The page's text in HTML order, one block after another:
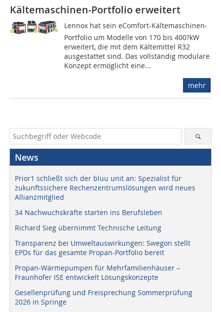
Kältemaschinen-Portfolio erweitert
Lennox hat sein eComfort-Kältemaschinen-
Portfolio um Modelle von 170 bis 400?kW
erweitert, die mit dem Kältemittel R32
ausgestattet sind. Das vollständig modulare
Konzept ermöglicht eine...
mehr
News
Prior1 schließt sich der bluu unit an: Spezialist für
zukunftssichere Rechenzentrumslösungen wird neues
Allianzmitglied
34 Nachwuchskräfte starten ins Berufsleben
Richard Sieg übernimmt Technische Leitung
Transparenz bei Umweltauswirkungen: Swegon stellt
EPDs für das gesamte Propan-Portfolio bereit
Propan-Wärmepumpen für Mehrfamilienhäuser –
Fraunhofer ISE entwickelt Lösungskonzepte
Gesellenprüfung und Freisprechung Sommerprüfung
2026 in Springe